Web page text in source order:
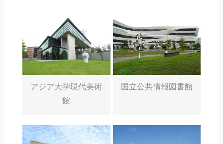
アジア大学現代美術
館
国立公共情報図書館